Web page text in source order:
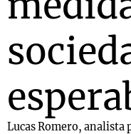
Lucas Romero, analista